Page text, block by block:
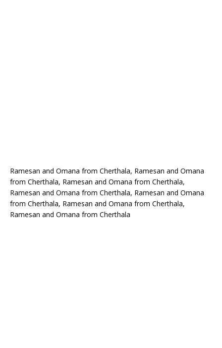
Ramesan and Omana from Cherthala, Ramesan and Omana
from Cherthala, Ramesan and Omana from Cherthala,
Ramesan and Omana from Cherthala, Ramesan and Omana
from Cherthala, Ramesan and Omana from Cherthala,
Ramesan and Omana from Cherthala